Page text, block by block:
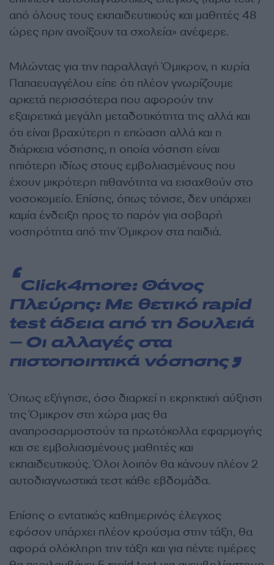
από όλους τους εκπαιδευτικούς και μαθητές 48
ώρες πριν ανοίξουν τα σχολεία» ανέφερε.
Μιλώντας για την παραλλαγή Όμικρον, η κυρία
Παπαευαγγέλου είπε ότι πλέον γνωρίζουμε
αρκετά περισσότερα που αφορούν την
εξαιρετικά μεγάλη μεταδοτικότητα της αλλά και
ότι είναι βραχύτερη η επώαση αλλά και η
διάρκεια νόσησης, η οποία νόσηση είναι
ηπιότερη ιδίως στους εμβολιασμένους που
έχουν μικρότερη πιθανότητα να εισαχθούν στο
νοσοκομείο. Επίσης, όπως τόνισε, δεν υπάρχει
καμία ένδειξη προς το παρόν για σοβαρή
νοσηρότητα από την Όμικρον στα παιδιά.
Click4more: Θάνος
Πλεύρης: Με θετικό rapid
test άδεια από τη δουλειά
– Οι αλλαγές στα
πιστοποιητικά νόσησης
Όπως εξήγησε, όσο διαρκεί η εκρηκτική αύξηση
της Όμικρον στη χώρα μας θα
αναπροσαρμοστούν τα πρωτόκολλα εφαρμογής
και σε εμβολιασμένους μαθητές και
εκπαιδευτικούς. Όλοι λοιπόν θα κάνουν πλέον 2
αυτοδιαγνωστικά τεστ κάθε εβδομάδα.
Επίσης ο εντατικός καθημερινός έλεγχος
εφόσον υπάρχει πλέον κρούσμα στην τάξη, θα
αφορά ολόκληρη την τάξη και για πέντε ημέρες